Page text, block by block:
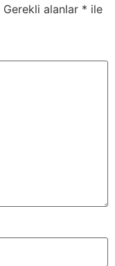
Gerekli alanlar * ile